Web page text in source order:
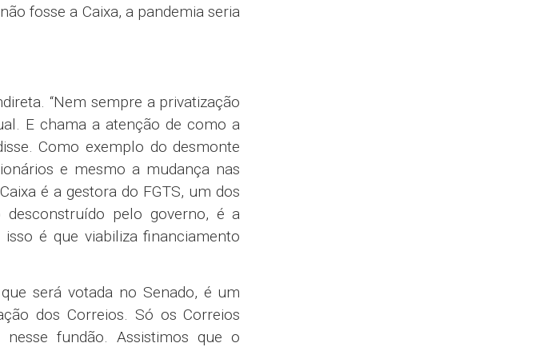
fosse a Caixa, a pandemia seria
“Nem sempre a privatização
E chama a atenção de como a
Como exemplo do desmonte
e mesmo a mudança nas
é a gestora do FGTS, um dos
pelo governo, é a
é que viabiliza financiamento
será votada no Senado, é um
dos Correios. Só os Correios
fundão. Assistimos que o